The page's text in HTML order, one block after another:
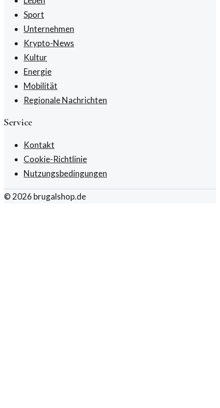
Sport
Unternehmen
Krypto-News
Kultur
Energie
Mobilität
Regionale Nachrichten
Service
Kontakt
Cookie-Richtlinie
Nutzungsbedingungen
© 2026 brugalshop.de